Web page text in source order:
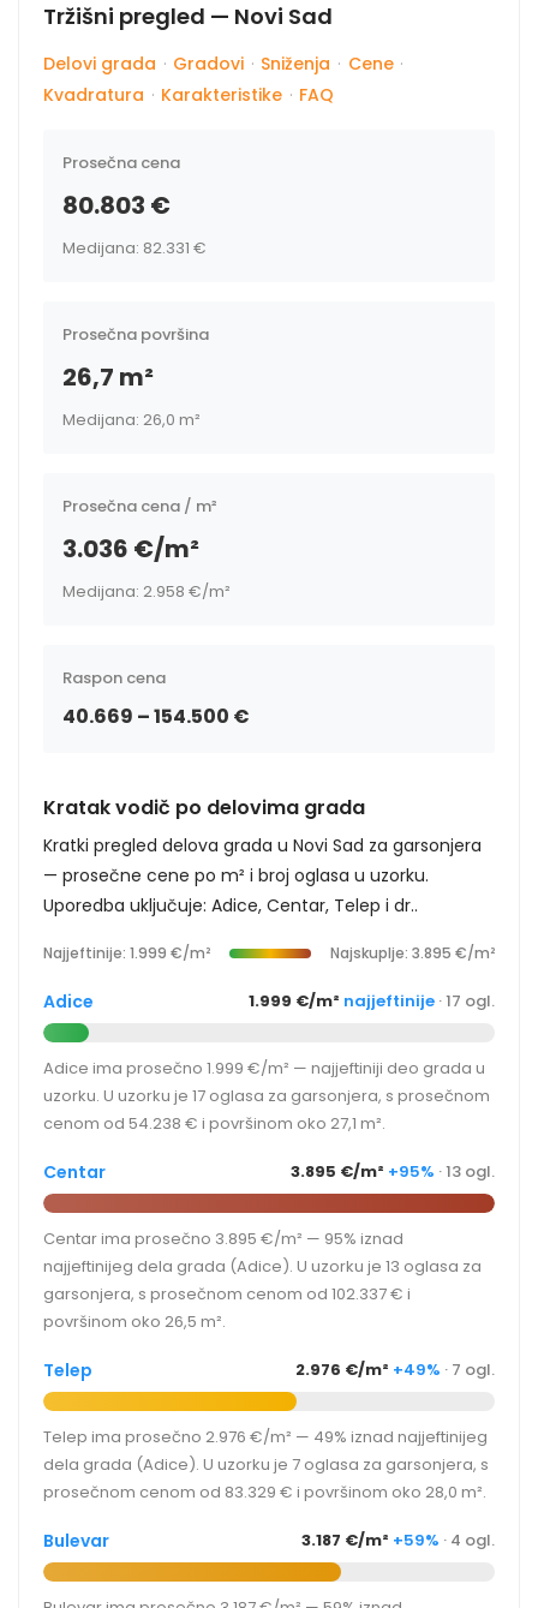
Tržišni pregled — Novi Sad
Delovi grada · Gradovi · Sniženja · Cene ·
Kvadratura · Karakteristike · FAQ
Prosečna cena
80.803 €
Medijana: 82.331 €
Prosečna površina
26,7 m²
Medijana: 26,0 m²
Prosečna cena / m²
3.036 €/m²
Medijana: 2.958 €/m²
Raspon cena
40.669 – 154.500 €
Kratak vodič po delovima grada
Kratki pregled delova grada u Novi Sad za garsonjera
— prosečne cene po m² i broj oglasa u uzorku.
Uporedba uključuje: Adice, Centar, Telep i dr..
Najjeftinije: 1.999 €/m² Najskuplje: 3.895 €/m²
Adice 1.999 €/m² najjeftinije · 17 ogl.
Adice ima prosečno 1.999 €/m² — najjeftiniji deo grada u
uzorku. U uzorku je 17 oglasa za garsonjera, s prosečnom
cenom od 54.238 € i površinom oko 27,1 m².
Centar 3.895 €/m² +95% · 13 ogl.
Centar ima prosečno 3.895 €/m² — 95% iznad
najjeftinijeg dela grada (Adice). U uzorku je 13 oglasa za
garsonjera, s prosečnom cenom od 102.337 € i
površinom oko 26,5 m².
Telep 2.976 €/m² +49% · 7 ogl.
Telep ima prosečno 2.976 €/m² — 49% iznad najjeftinijeg
dela grada (Adice). U uzorku je 7 oglasa za garsonjera, s
prosečnom cenom od 83.329 € i površinom oko 28,0 m².
Bulevar 3.187 €/m² +59% · 4 ogl.